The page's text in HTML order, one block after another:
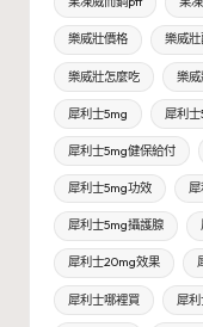
樂威壯價格 樂威壯
樂威壯怎麼吃 樂
犀利士5mg 犀利
犀利士5mg健保給付
犀利士5mg功效 犀
犀利士5mg攝護腺
犀利士20mg效果
犀利士哪裡買 犀